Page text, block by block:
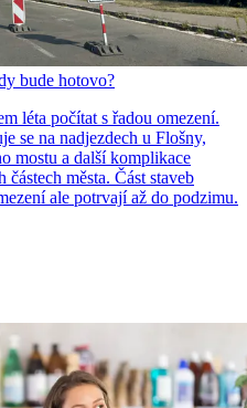
bude hotovo?
léta počítat s řadou omezení.
se na nadjezdech u Flošny,
mostu a další komplikace
města. Část staveb
ale potrvají až do podzimu.